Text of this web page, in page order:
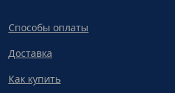
Способы оплаты
Доставка
Как купить